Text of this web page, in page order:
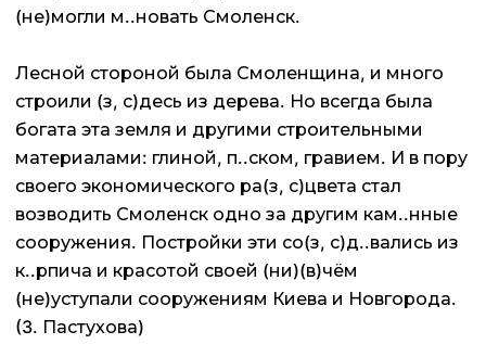
(не)могли м..новать Смоленск.
Лесной стороной была Смоленщина, и много
строили (з, с)десь из дерева. Но всегда была
богата эта земля и другими строительными
материалами: глиной, п..ском, гравием. И в пору
своего экономического ра(з, с)цвета стал
возводить Смоленск одно за другим кам..нные
сооружения. Постройки эти со(з, с)д..вались из
к..рпича и красотой своей (ни)(в)чём
(не)уступали сооружениям Киева и Новгорода.
(3. Пастухова)